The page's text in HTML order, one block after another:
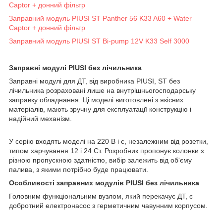
Captor + донний фільтр
Заправний модуль PIUSI ST Panther 56 K33 A60 + Water
Captor + донний фільтр
Заправний модуль PIUSI ST Bi-pump 12V K33 Self 3000
Заправні модулі PIUSI без лічильника
Заправні модулі для ДТ, від виробника PIUSI, ST без
лічильника розраховані лише на внутрішньогосподарську
заправку обладнання. Ці моделі виготовлені з якісних
матеріалів, мають зручну для експлуатації конструкцію і
надійний механізм.
У серію входять моделі на 220 В і с, незалежним від розетки,
типом харчування 12 і 24 Ст. Розробник пропонує колонки з
різною пропускною здатністю, вибір залежить від об'єму
палива, з якими потрібно буде працювати.
Особливості заправних модулів PIUSI без лічильника
Головним функціональним вузлом, який перекачує ДТ, є
добротний електронасос з герметичним чавунним корпусом.